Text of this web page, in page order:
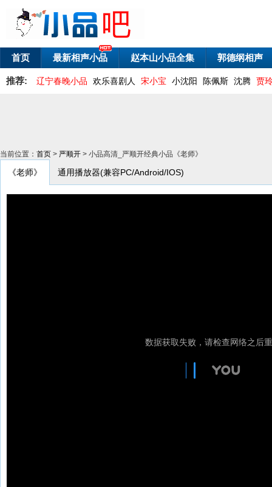
首页 最新相声小品 赵本山小品全集 郭德纲相声
推荐: 辽宁春晚小品 欢乐喜剧人 宋小宝 小沈阳 陈佩斯 沈腾 贾
当前位置： 首页 > 严顺开 > 小品高清_严顺开经典小品《老师》
《老师》 通用播放器(兼容PC/Android/IOS)